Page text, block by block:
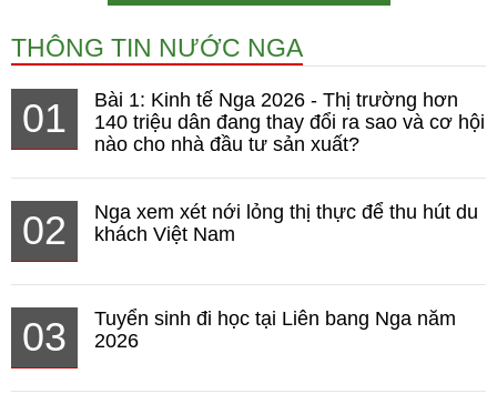
THÔNG TIN NƯỚC NGA
01
Bài 1: Kinh tế Nga 2026 - Thị trường hơn
140 triệu dân đang thay đổi ra sao và cơ hội
nào cho nhà đầu tư sản xuất?
02
Nga xem xét nới lỏng thị thực để thu hút du
khách Việt Nam
03
Tuyển sinh đi học tại Liên bang Nga năm
2026